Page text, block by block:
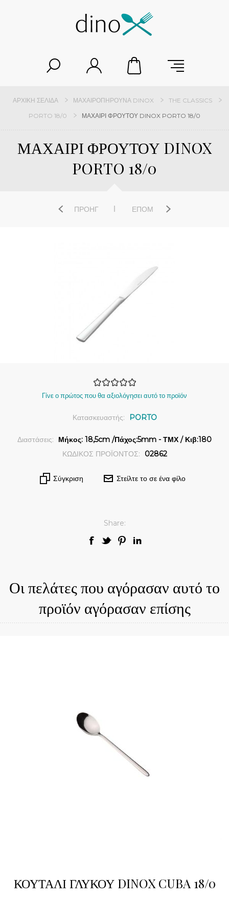
ΑΡΧΙΚΉ ΣΕΛΊΔΑ ΜΑΧΑΙΡΟΠΉΡΟΥΝΑ DINOX
THE CLASSICS
PORTO 18/0
ΜΑΧΑΙΡΙ ΦΡΟΥΤΟΥ DINOX PORTO 18/0
ΜΑΧΑΙΡΙ ΦΡΟΥΤΟΥ DINOX
PORTO 18/0
ΠΡΟΗΓ ΕΠΌΜ
Γίνε ο πρώτος που θα αξιολόγησει αυτό το προϊόν
Κατασκευαστής: PORTO
Διαστάσεις:
Μήκος: 18,5cm /Πάχος:5mm - ΤΜΧ / Κιβ:180
ΚΩΔΙΚΟΣ ΠΡΟΪΟΝΤΟΣ:
02862
Σύγκριση Στείλτε το σε ένα φίλο
Share:
Οι πελάτες που αγόρασαν αυτό το
προϊόν αγόρασαν επίσης
ΚΟΥΤΑΛΙ ΓΛΥΚΟΥ DINOX CUBA 18/0